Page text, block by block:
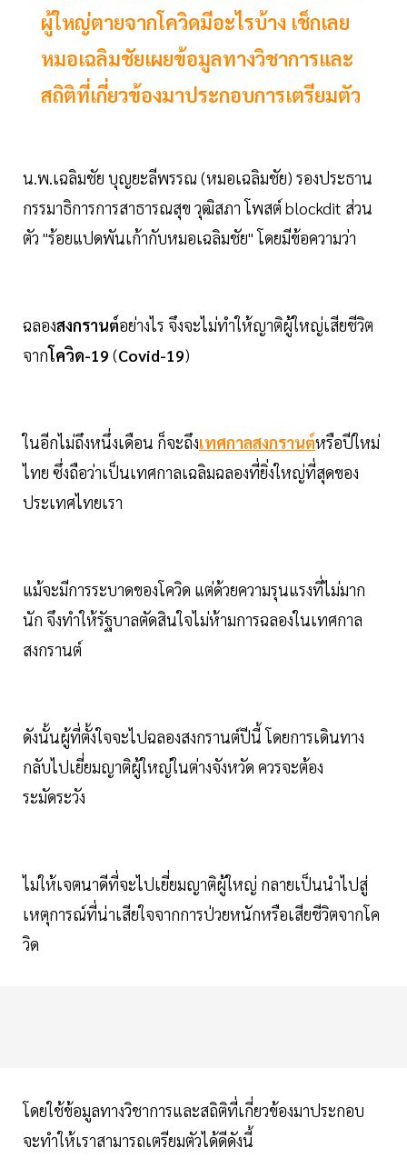
ผู้ใหญ่ตายจากโควิดมีอะไรบ้าง เช็กเลย
หมอเฉลิมชัยเผยข้อมูลทางวิชาการและ
สถิติที่เกี่ยวข้องมาประกอบการเตรียมตัว
น.พ.เฉลิมชัย บุญยะลีพรรณ (หมอเฉลิมชัย) รองประธาน
กรรมาธิการการสาธารณสุข วุฒิสภา โพสต์ blockdit ส่วน
ตัว "ร้อยแปดพันเก้ากับหมอเฉลิมชัย" โดยมีข้อความว่า
ฉลองสงกรานต์อย่างไร จึงจะไม่ทำให้ญาติผู้ใหญ่เสียชีวิต
จากโควิด-19 (Covid-19)
ในอีกไม่ถึงหนึ่งเดือน ก็จะถึงเทศกาลสงกรานต์หรือปีใหม่
ไทย ซึ่งถือว่าเป็นเทศกาลเฉลิมฉลองที่ยิ่งใหญ่ที่สุดของ
ประเทศไทยเรา
แม้จะมีการระบาดของโควิด แต่ด้วยความรุนแรงที่ไม่มาก
นัก จึงทำให้รัฐบาลตัดสินใจไม่ห้ามการฉลองในเทศกาล
สงกรานต์
ดังนั้นผู้ที่ตั้งใจจะไปฉลองสงกรานต์ปีนี้ โดยการเดินทาง
กลับไปเยี่ยมญาติผู้ใหญ่ในต่างจังหวัด ควรจะต้อง
ระมัดระวัง
ไม่ให้เจตนาดีที่จะไปเยี่ยมญาติผู้ใหญ่ กลายเป็นนำไปสู่
เหตุการณ์ที่น่าเสียใจจากการป่วยหนักหรือเสียชีวิตจากโค
วิด
โดยใช้ข้อมูลทางวิชาการและสถิติที่เกี่ยวข้องมาประกอบ
จะทำให้เราสามารถเตรียมตัวได้ดีดังนี้